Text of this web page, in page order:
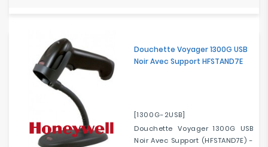
Douchette Voyager 1300G USB
Noir Avec Support HFSTAND7E
[1300G-2USB]
Douchette Voyager 1300G USB
Noir Avec Support (HFSTAND7E) -